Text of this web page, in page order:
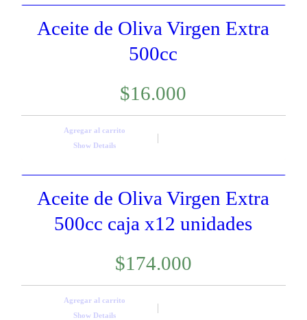
Aceite de Oliva Virgen Extra
500cc
$16.000
Agregar al carrito
Show Details
Aceite de Oliva Virgen Extra
500cc caja x12 unidades
$174.000
Agregar al carrito
Show Details